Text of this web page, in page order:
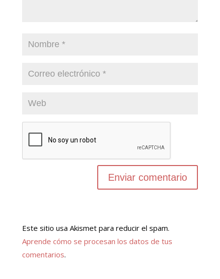
Este sitio usa Akismet para reducir el spam.
Aprende cómo se procesan los datos de tus
comentarios.